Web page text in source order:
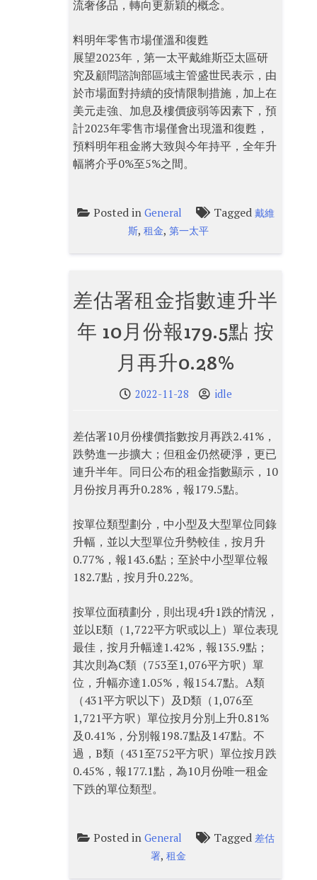
流奢侈品，轉向更新穎的概念。
料明年零售市場僅溫和復甦
展望2023年，第一太平戴維斯亞太區研
究及顧問諮詢部區域主管盛世民表示，由
於市場面對持續的疫情限制措施，加上在
美元走強、加息及樓價疲弱等因素下，預
計2023年零售市場僅會出現溫和復甦，
預料明年租金將大致與今年持平，全年升
幅將介乎0%至5%之間。
Posted in General Tagged 戴維
斯,租金,第一太平
差估署租金指數連升半
年 10月份報179.5點 按
月再升0.28%
2022-11-28 idle
差估署10月份樓價指數按月再跌2.41%，
跌勢進一步擴大；但租金仍然硬淨，更已
連升半年。同日公布的租金指數顯示，10
月份按月再升0.28%，報179.5點。
按單位類型劃分，中小型及大型單位同錄
升幅，並以大型單位升勢較佳，按月升
0.77%，報143.6點；至於中小型單位報
182.7點，按月升0.22%。
按單位面積劃分，則出現4升1跌的情況，
並以E類（1,722平方呎或以上）單位表現
最佳，按月升幅達1.42%，報135.9點；
其次則為C類（753至1,076平方呎）單
位，升幅亦達1.05%，報154.7點。A類
（431平方呎以下）及D類（1,076至
1,721平方呎）單位按月分別上升0.81%
及0.41%，分別報198.7點及147點。不
過，B類（431至752平方呎）單位按月跌
0.45%，報177.1點，為10月份唯一租金
下跌的單位類型。
Posted in General Tagged 差估
署,租金